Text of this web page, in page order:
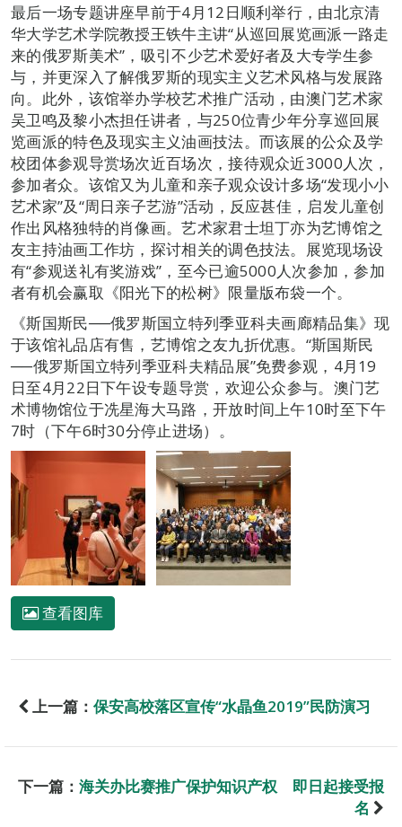
最后一场专题讲座早前于4月12日顺利举行，由北京清
华大学艺术学院教授王铁牛主讲“从巡回展览画派一路走
来的俄罗斯美术”，吸引不少艺术爱好者及大专学生参
与，并更深入了解俄罗斯的现实主义艺术风格与发展路
向。此外，该馆举办学校艺术推广活动，由澳门艺术家
吴卫鸣及黎小杰担任讲者，与250位青少年分享巡回展
览画派的特色及现实主义油画技法。而该展的公众及学
校团体参观导赏场次近百场次，接待观众近3000人次，
参加者众。该馆又为儿童和亲子观众设计多场“发现小小
艺术家”及“周日亲子艺游”活动，反应甚佳，启发儿童创
作出风格独特的肖像画。艺术家君士坦丁亦为艺博馆之
友主持油画工作坊，探讨相关的调色技法。展览现场设
有“参观送礼有奖游戏”，至今已逾5000人次参加，参加
者有机会赢取《阳光下的松树》限量版布袋一个。
《斯国斯民──俄罗斯国立特列季亚科夫画廊精品集》现
于该馆礼品店有售，艺博馆之友九折优惠。“斯国斯民
──俄罗斯国立特列季亚科夫精品展”免费参观，4月19
日至4月22日下午设专题导赏，欢迎公众参与。澳门艺
术博物馆位于冼星海大马路，开放时间上午10时至下午
7时（下午6时30分停止进场）。
查看图库
上一篇： 保安高校落区宣传“水晶鱼2019”民防演习
下一篇： 海关办比赛推广保护知识产权 即日起接受报
名